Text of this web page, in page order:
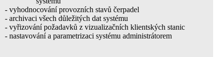
- vyhodnocování provozních stavů čerpadel
- archivaci všech důležitých dat systému
- vyřizování požadavků z vizualizačních klientských stanic
- nastavování a parametrizaci systému administrátorem